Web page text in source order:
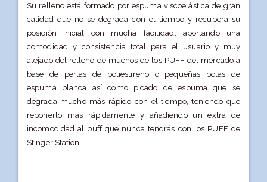
Su relleno está formado por espuma viscoelástica de gran
calidad que no se degrada con el tiempo y recupera su
posición inicial con mucha facilidad, aportando una
comodidad y consistencia total para el usuario y muy
alejado del relleno de muchos de los PUFF del mercado a
base de perlas de poliestireno o pequeñas bolas de
espuma blanca así como picado de espuma que se
degrada mucho más rápido con el tiempo, teniendo que
reponerlo más rápidamente y añadiendo un extra de
incomodidad al puff que nunca tendrás con los PUFF de
Stinger Station.